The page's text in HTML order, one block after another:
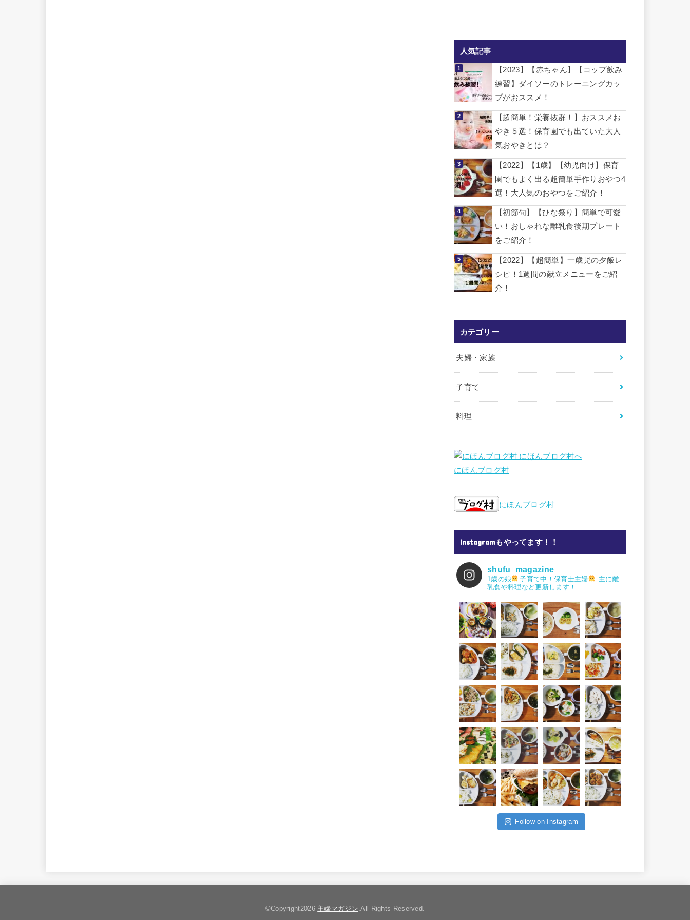
人気記事
【2023】【赤ちゃん】【コップ飲み
練習】ダイソーのトレーニングカッ
プがおススメ！
【超簡単！栄養抜群！】おススメお
やき５選！保育園でも出ていた大人
気おやきとは？
【2022】【1歳】【幼児向け】保育
園でもよく出る超簡単手作りおやつ4
選！大人気のおやつをご紹介！
【初節句】【ひな祭り】簡単で可愛
い！おしゃれな離乳食後期プレート
をご紹介！
【2022】【超簡単】一歳児の夕飯レ
シピ！1週間の献立メニューをご紹
介！
カテゴリー
夫婦・家族
子育て
料理
にほんブログ村
にほんブログ村
Instagramもやってます！！
shufu_magazine
1歳の娘 子育て中！保育士主婦
主に離
乳食や料理など更新します！
Follow on Instagram
©Copyright2026 主婦マガジン.All Rights Reserved.